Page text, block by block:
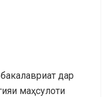
дар
маҳсулоти